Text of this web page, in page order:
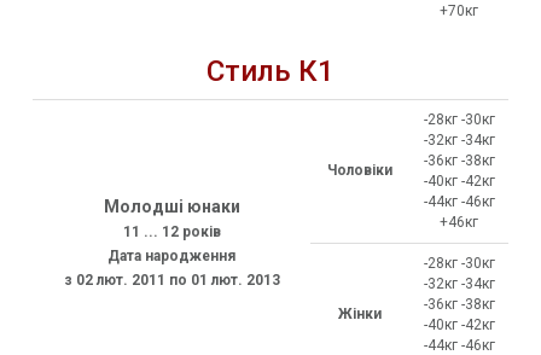
+70кг
Стиль К1
Молодші юнаки
11 ... 12 років
Дата народження
з 02 лют. 2011 по 01 лют. 2013
Чоловіки
-28кг -30кг
-32кг -34кг
-36кг -38кг
-40кг -42кг
-44кг -46кг
+46кг
Жінки
-28кг -30кг
-32кг -34кг
-36кг -38кг
-40кг -42кг
-44кг -46кг